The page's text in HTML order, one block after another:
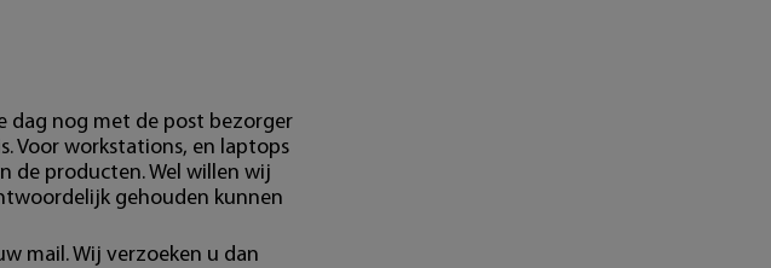
dag nog met de post bezorger
Voor workstations, en laptops
de producten. Wel willen wij
gehouden kunnen
mail. Wij verzoeken u dan